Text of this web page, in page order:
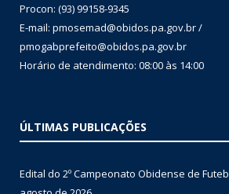
Procon: (93) 99158-9345
E-mail: pmosemad@obidos.pa.gov.br /
pmogabprefeito@obidos.pa.gov.br
Horário de atendimento: 08:00 às 14:00
ÚLTIMAS PUBLICAÇÕES
Edital do 2º Campeonato Obidense de